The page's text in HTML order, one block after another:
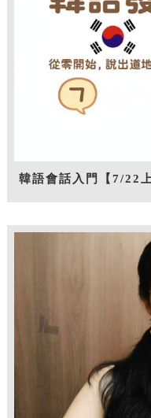
韓語會話入門【7/22